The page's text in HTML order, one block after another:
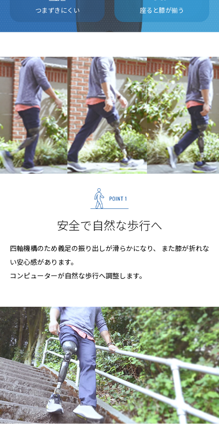
つまずきにくい 座ると膝が揃う
安全で自然な歩行へ
四軸機構のため義足の振り出しが滑らかになり、
また膝が折れな
い安心感があります。
コンピューターが自然な歩行へ調整します。